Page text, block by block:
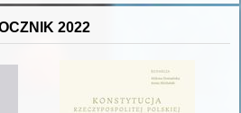
2022